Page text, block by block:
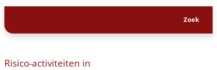
Risico-activiteiten in